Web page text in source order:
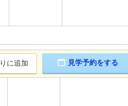
に追加 見学予約をする